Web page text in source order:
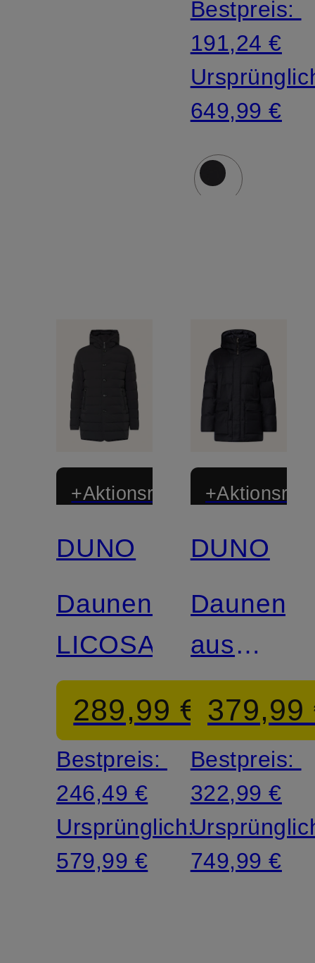
Bestpreis:
191,24 €
649,99 €
+Aktionsrabatt
DUNO
Daunenmantel
LICOSA
289,99 €
Bestpreis:
246,49 €
Ursprünglich:
579,99 €
DUNO
aus
Wolle
379,99
Bestpreis:
322,99 €
749,99 €